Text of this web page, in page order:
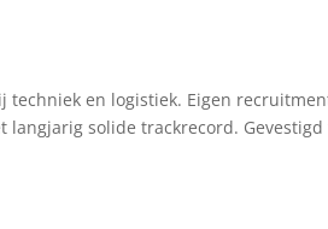
en logistiek. Eigen
langjarig solide trackrecord.